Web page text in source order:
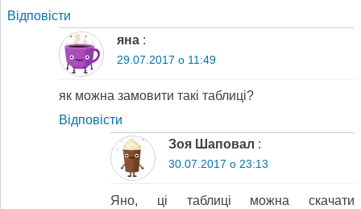
Відповіcти
яна :
29.07.2017 о 11:49
як можна замовити такі таблиці?
Відповіcти
Зоя Шаповал :
30.07.2017 о 23:13
Яно, ці таблиці можна скачати